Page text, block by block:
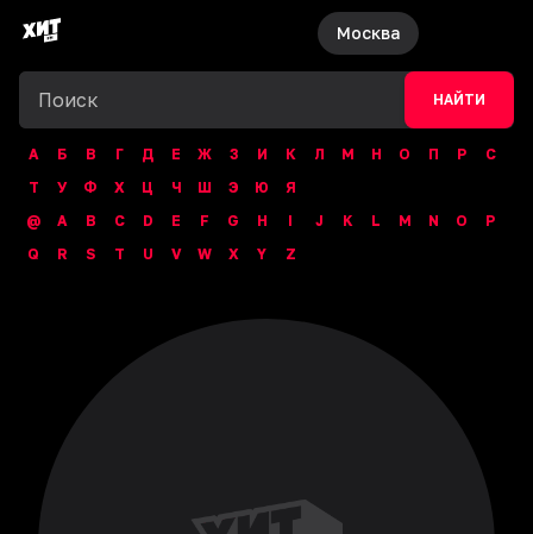
Москва
НАЙТИ
А Б В Г Д Е Ж З И К Л М Н О П Р
С
Т
У Ф Х Ц Ч Ш Э Ю
Я
@
A B C D E F G H I J K L M N O
P
Q
R S T U V W X Y Z